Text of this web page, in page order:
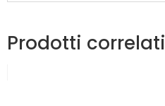
Prodotti correlati